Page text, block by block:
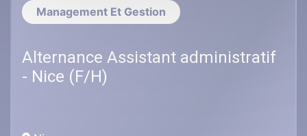
Management Et Gestion
Alternance Assistant administratif
- Nice (F/H)